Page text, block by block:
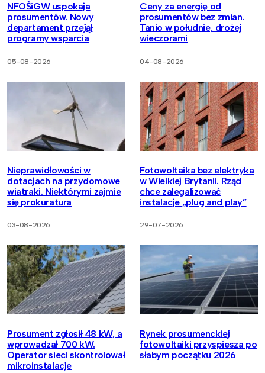
NFOŚiGW uspokaja
prosumentów. Nowy
departament przejął
programy wsparcia
05-08-2026
Ceny za energię od
prosumentów bez zmian.
Tanio w południe, drożej
wieczorami
04-08-2026
Nieprawidłowości w
dotacjach na przydomowe
wiatraki. Niektórymi zajmie
się prokuratura
03-08-2026
Fotowoltaika bez elektryka
w Wielkiej Brytanii. Rząd
chce zalegalizować
instalacje „plug and play”
29-07-2026
Prosument zgłosił 48 kW, a
wprowadzał 700 kW.
Operator sieci skontrolował
mikroinstalacje
Rynek prosumenckiej
fotowoltaiki przyspiesza po
słabym początku 2026